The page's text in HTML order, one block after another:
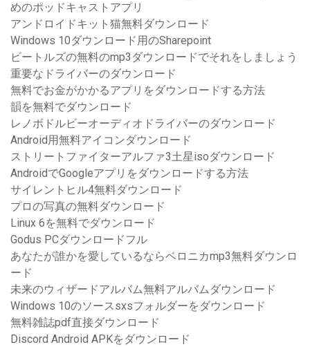
めのポッドキャストアプリ
アンドロイドキット猫無料ダウンロード
Windows 10ダウンロード用のSharepoint
ビートルズの無料のmp3ダウンロードでそれをしましょう
重要なドライバーのダウンロード
無料でお金がかかるアプリをダウンロードする方法
韻を無料でダウンロード
レノボドルビーオーディオドライバーのダウンロード
Android用無料アイコンダウンロード
ストリートファイターアルファ3土星isoダウンロード
AndroidでGoogleアプリをダウンロードする方法
サイレントヒル4無料ダウンロード
プロの写真の無料ダウンロード
Linux 6を無料でダウンロード
Godus PCダウンロードフル
あなたが誰かを愛しているならベロニカmp3無料ダウンロ
ード
未来のウィザードアルバム無料アルバムダウンロード
Windows 10のソースsxsフォルダーをダウンロード
無料雑誌pdf直接ダウンロード
Discord Android APKをダウンロード